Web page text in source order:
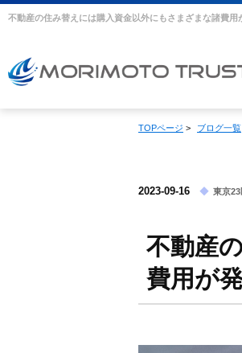
TOPページ > ブログ一覧
2023-09-16 東京
不動産
費用が